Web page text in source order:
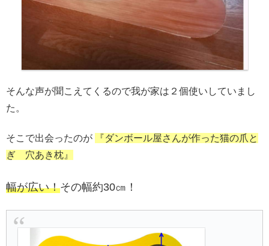
そんな声が聞こえてくるので我が家は２個使いしていまし
た。
そこで出会ったのが
『ダンボール屋さんが作った猫の爪と
ぎ 穴あき枕』
幅が広い！その幅約30㎝！